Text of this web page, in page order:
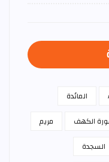
المائدة
الكهف
مريم
السجدة